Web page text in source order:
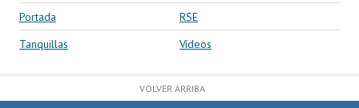
Portada
RSE
Tanquillas
Vídeos
VOLVER ARRIBA